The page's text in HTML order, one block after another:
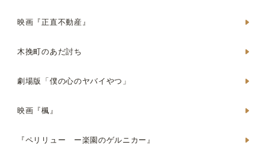
映画『正直不動産』
木挽町のあだ討ち
劇場版「僕の心のヤバイやつ」
映画『楓』
『ペリリュー ー楽園のゲルニカー』